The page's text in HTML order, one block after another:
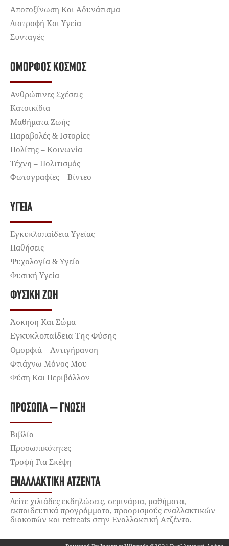
Αποτοξίνωση Και Αδυνάτισμα
Διατροφή Και Υγεία
Συνταγές
ΌΜΟΡΦΟΣ ΚΌΣΜΟΣ
Ανθρώπινες Σχέσεις
Κατοικίδια
Μαθήματα Ζωής
Παραβολές & Ιστορίες
Πολίτης – Κοινωνία
Τέχνη – Πολιτισμός
Φωτογραφίες – Βίντεο
ΥΓΕΊΑ
Εγκυκλοπαίδεια Υγείας
Παθήσεις
Ψυχολογία & Υγεία
Φυσική Υγεία
ΦΥΣΙΚΉ ΖΩΉ
Άσκηση Και Σώμα
Εγκυκλοπαίδεια Της Φύσης
Ομορφιά – Αντιγήρανση
Φτιάχνω Μόνος Μου
Φύση Και Περιβάλλον
ΠΡΌΣΩΠΑ – ΓΝΏΣΗ
Βιβλία
Προσωπικότητες
Τροφή Για Σκέψη
ΕΝΑΛΛΑΚΤΙΚΉ ΑΤΖΈΝΤΑ
Δείτε χιλιάδες εκδηλώσεις, σεμινάρια, μαθήματα,
εκπαιδευτικά προγράμματα, προορισμούς εναλλακτικών
διακοπών και retreats στην Εναλλακτική Ατζέντα.